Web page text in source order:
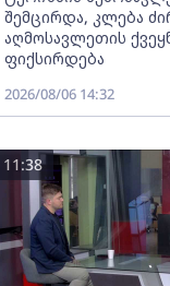
შემცირდა, კლება
აღმოსავლეთის
ფიქსირდება
2026/08/06 14:32
11:38